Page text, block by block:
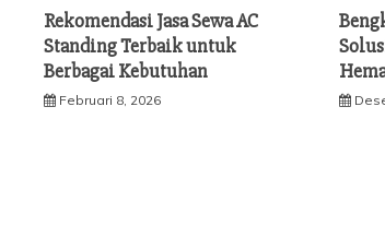
Rekomendasi Jasa Sewa AC
Standing Terbaik untuk
Berbagai Kebutuhan
Februari 8, 2026